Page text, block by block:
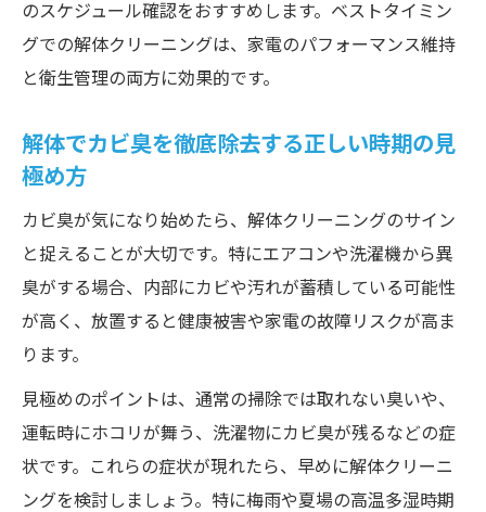
のスケジュール確認をおすすめします。ベストタイミン
グでの解体クリーニングは、家電のパフォーマンス維持
と衛生管理の両方に効果的です。
解体でカビ臭を徹底除去する正しい時期の見
極め方
カビ臭が気になり始めたら、解体クリーニングのサイン
と捉えることが大切です。特にエアコンや洗濯機から異
臭がする場合、内部にカビや汚れが蓄積している可能性
が高く、放置すると健康被害や家電の故障リスクが高ま
ります。
見極めのポイントは、通常の掃除では取れない臭いや、
運転時にホコリが舞う、洗濯物にカビ臭が残るなどの症
状です。これらの症状が現れたら、早めに解体クリーニ
ングを検討しましょう。特に梅雨や夏場の高温多湿時期